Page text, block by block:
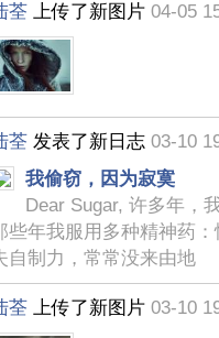
荃 上传了新图片 04-05
荃 发表了新日志 03-10
我偷窃，因为寂寞
Dear Sugar, 许多年，
些年我服用多种精神药
自制力，常常没来由地
荃 上传了新图片 03-10